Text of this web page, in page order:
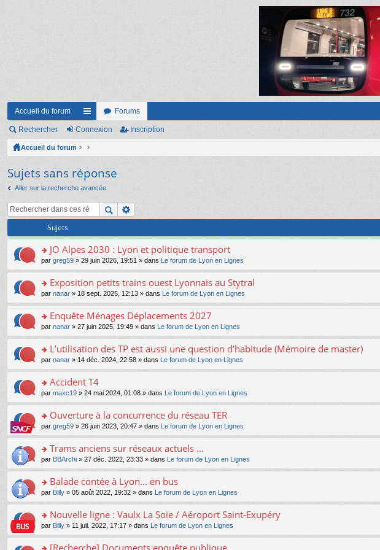
Accueil du forum
ac
co
ci
s
Forums
Rechercher Connexion Inscription
Accueil du forum
Sujets sans réponse
Aller sur la recherche avancée
Sujets
o
n
s
ult
er
le
m
e
s
a
g
e
n
n
le
pl
u
s
ré
c
e
nt
JO Alpes 2030 : Lyon et politique transport
par greg59 » 29 juin 2026, 19:51 » dans Le forum de Lyon en Lignes
o
n
s
ult
er
le
m
e
s
a
g
e
n
n
le
pl
u
s
ré
c
e
nt
Exposition petits trains ouest Lyonnais au Stytral
par nanar » 18 sept. 2025, 12:13 » dans Le forum de Lyon en Lignes
o
n
s
ult
er
le
m
e
s
a
g
e
n
n
le
pl
u
s
ré
c
e
nt
Enquête Ménages Déplacements 2027
par nanar » 27 juin 2025, 19:49 » dans Le forum de Lyon en Lignes
o
n
s
ult
er
le
m
e
s
a
g
e
n
n
le
pl
u
s
L’utilisation des TP est aussi une question d’habitude (Mémoire de master)
par nanar » 14 déc. 2024, 22:58 » dans Le forum de Lyon en Lignes
o
n
s
ult
er
le
m
e
s
a
g
e
n
n
Accident T4
par maxc19 » 24 mai 2024, 01:08 » dans Le forum de Lyon en Lignes
o
n
s
ult
er
le
m
e
s
a
g
e
n
Ouverture à la concurrence du réseau TER
par greg59 » 26 juin 2023, 20:47 » dans Le forum de Lyon en Lignes
o
n
s
ult
er
le
m
e
s
Trams anciens sur réseaux actuels ...
par BBArchi » 27 déc. 2022, 23:33 » dans Le forum de Lyon en Lignes
o
n
s
ult
er
le
m
Balade contée à Lyon... en bus
par Billy » 05 août 2022, 19:32 » dans Le forum de Lyon en Lignes
o
n
s
Nouvelle ligne : Vaulx La Soie / Aéroport Saint-Exupéry
par Billy » 11 juil. 2022, 17:17 » dans Le forum de Lyon en Lignes